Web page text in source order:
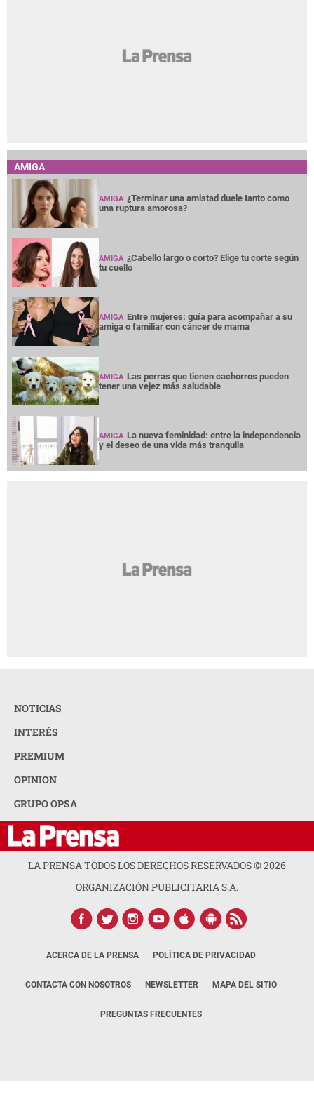
AMIGA
AMIGA ¿Terminar una amistad duele tanto como
una ruptura amorosa?
AMIGA ¿Cabello largo o corto? Elige tu corte según
tu cuello
AMIGA Entre mujeres: guía para acompañar a su
amiga o familiar con cáncer de mama
AMIGA Las perras que tienen cachorros pueden
tener una vejez más saludable
AMIGA La nueva feminidad: entre la independencia
y el deseo de una vida más tranquila
NOTICIAS
INTERÉS
PREMIUM
OPINION
GRUPO OPSA
LA PRENSA TODOS LOS DERECHOS RESERVADOS ©2026
ORGANIZACIÓN PUBLICITARIA S.A.
ACERCA DE LA PRENSA POLÍTICA DE PRIVACIDAD
CONTACTA CON NOSOTROS NEWSLETTER MAPA DEL SITIO
PREGUNTAS FRECUENTES